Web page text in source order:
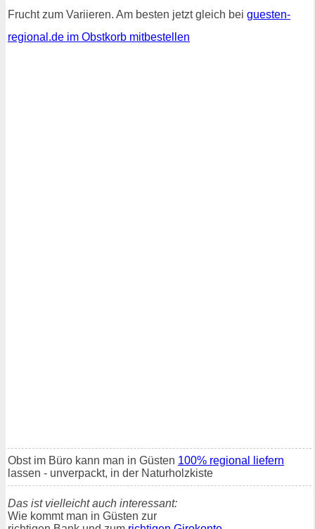
Frucht zum Variieren. Am besten jetzt gleich bei guesten-
regional.de im Obstkorb mitbestellen
Obst im Büro kann man in Güsten 100% regional liefern
lassen - unverpackt, in der Naturholzkiste
Das ist vielleicht auch interessant:
Wie kommt man in Güsten zur